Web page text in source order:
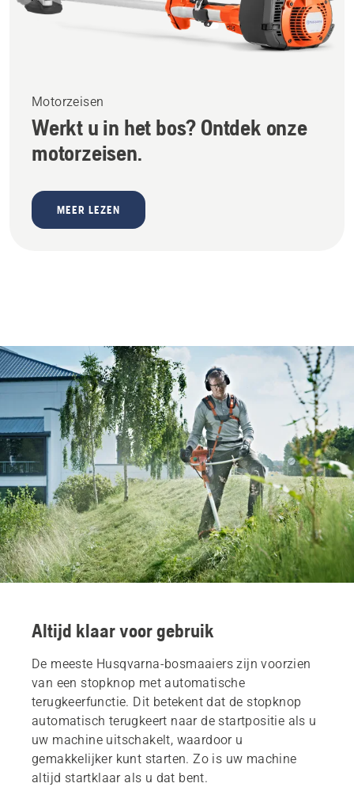
Motorzeisen
Werkt u in het bos? Ontdek onze
motorzeisen.
MEER LEZEN
Altijd klaar voor gebruik
De meeste Husqvarna-bosmaaiers zijn voorzien
van een stopknop met automatische
terugkeerfunctie. Dit betekent dat de stopknop
automatisch terugkeert naar de startpositie als u
uw machine uitschakelt, waardoor u
gemakkelijker kunt starten. Zo is uw machine
altijd startklaar als u dat bent.